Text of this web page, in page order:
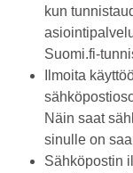
kun
Suomi.fi-
Ilmoita
Näin saat
sinulle on
Sähköpostin